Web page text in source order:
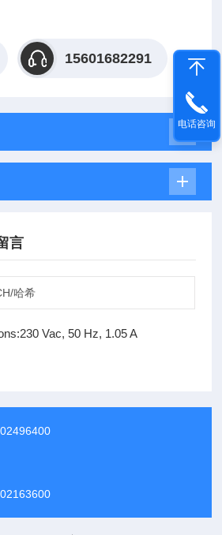
15601682291
言
哈希
Vac, 50 Hz, 1.05 A
电话咨询